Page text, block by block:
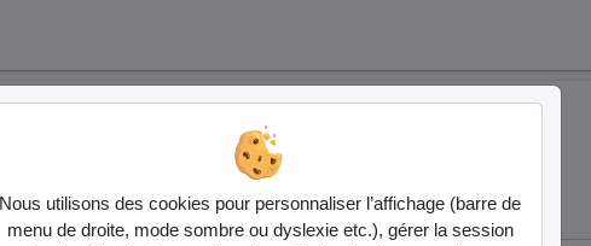
Nous utilisons des cookies pour personnaliser l’affichage (barre de
menu de droite, mode sombre ou dyslexie etc.), gérer la session